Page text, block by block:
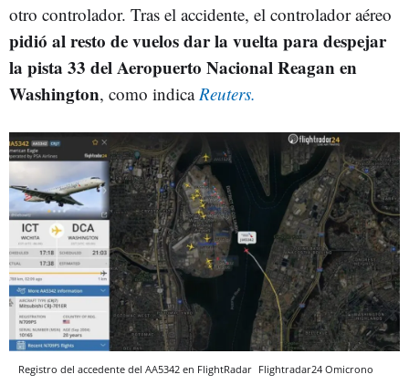
otro controlador. Tras el accidente, el controlador aéreo
pidió al resto de vuelos dar la vuelta para despejar
la pista 33 del Aeropuerto Nacional Reagan en
Washington, como indica Reuters.
Registro del accedente del AA5342 en FlightRadar Flightradar24 Omicrono